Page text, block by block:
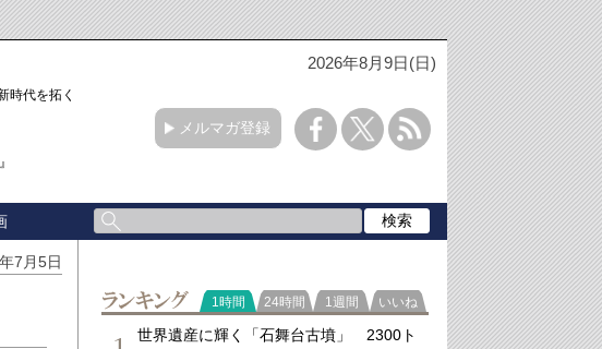
2026年8月9日(日)
代を拓く「3
メルマガ登録
7月5日
ランキング
1時間 24時間 1週間 いいね
世界遺産に輝く「石舞台古墳」 2300ト